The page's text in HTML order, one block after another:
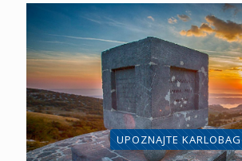
UPOZNAJTE KARLOBAG